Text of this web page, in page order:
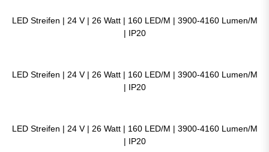
LED Streifen | 24 V | 26 Watt | 160 LED/M | 3900-4160 Lumen/M
| IP20
LED Streifen | 24 V | 26 Watt | 160 LED/M | 3900-4160 Lumen/M
| IP20
LED Streifen | 24 V | 26 Watt | 160 LED/M | 3900-4160 Lumen/M
| IP20